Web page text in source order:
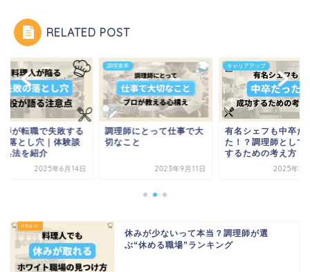
RELATED POST
師が転職で失敗する
落とし穴｜体験談
処法を紹介
2025年6月14日
調理業界
調理師にとって仕事で大
切なこと
2023年9月11日
キャリアアップ
有名シェフも中卒だ
た！？調理師として
するための考え方
2025年2
休みが少ないって本当？調理師が選
ぶ“休める職場”ランキング